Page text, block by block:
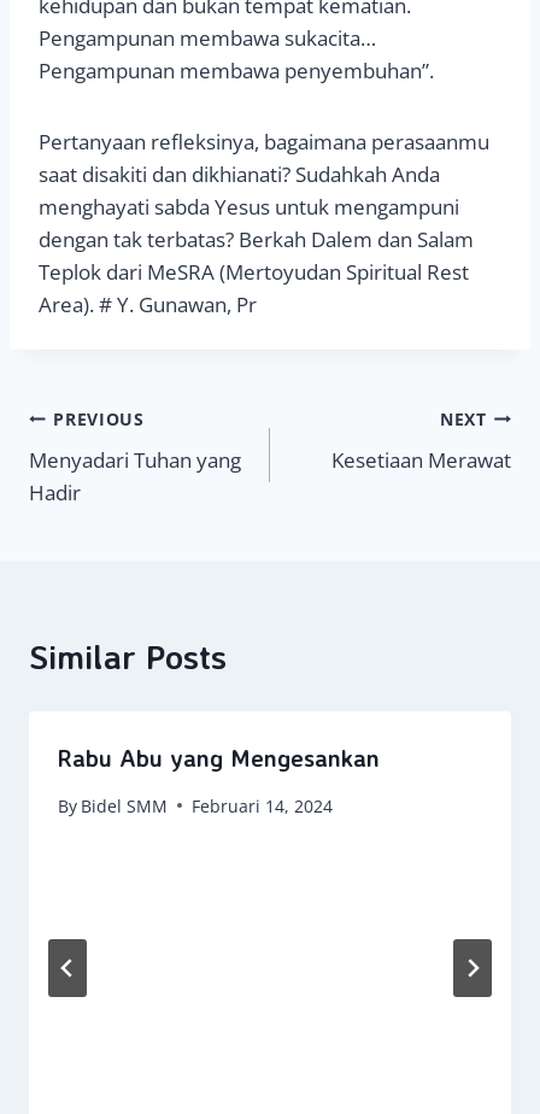
kehidupan dan bukan tempat kematian.
Pengampunan membawa sukacita…
Pengampunan membawa penyembuhan”.
Pertanyaan refleksinya, bagaimana perasaanmu
saat disakiti dan dikhianati? Sudahkah Anda
menghayati sabda Yesus untuk mengampuni
dengan tak terbatas? Berkah Dalem dan Salam
Teplok dari MeSRA (Mertoyudan Spiritual Rest
Area). # Y. Gunawan, Pr
Navigasi
pos
PREVIOUS
Menyadari Tuhan yang
Hadir
NEXT
Kesetiaan Merawat
Similar Posts
Rabu Abu yang Mengesankan
By Bidel SMM Februari 14, 2024